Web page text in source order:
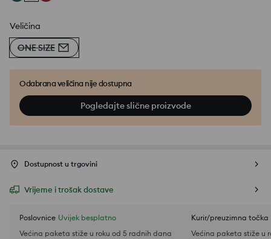
Veličina
ONE SIZE
Odabrana veličina nije dostupna
Pogledajte slične proizvode
Dostupnost u trgovini
Vrijeme i trošak dostave
Poslovnice Uvijek besplatno
Većina paketa stiže u roku od 5 radnih dana
Kurir/preuzimna točka
Većina paketa stiže u